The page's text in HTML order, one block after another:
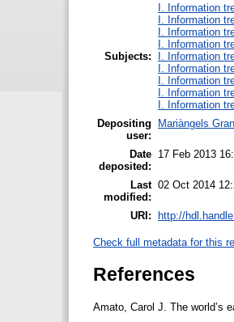
Subjects:
I. Information
I. Information
I. Information
I. Information
I. Information
I. Information
I. Information
I. Information
I. Information
Depositing
user:
Mariàngels
Date
deposited:
17 Feb 2013
Last
modified:
02 Oct 2014
URI: http://
Check full metadata for this
References
Amato, Carol J. The world’s